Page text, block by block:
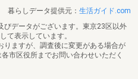
暮らしデータ提供元： 生活ガイド.com
びデータがございます。東京23区以外
て表示しています。
ますが、調査後に変更がある場合が
市区役所までお問い合わせいただく